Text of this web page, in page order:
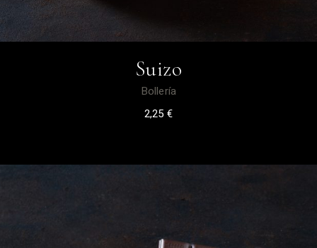
Suizo
Bollería
2,25 €